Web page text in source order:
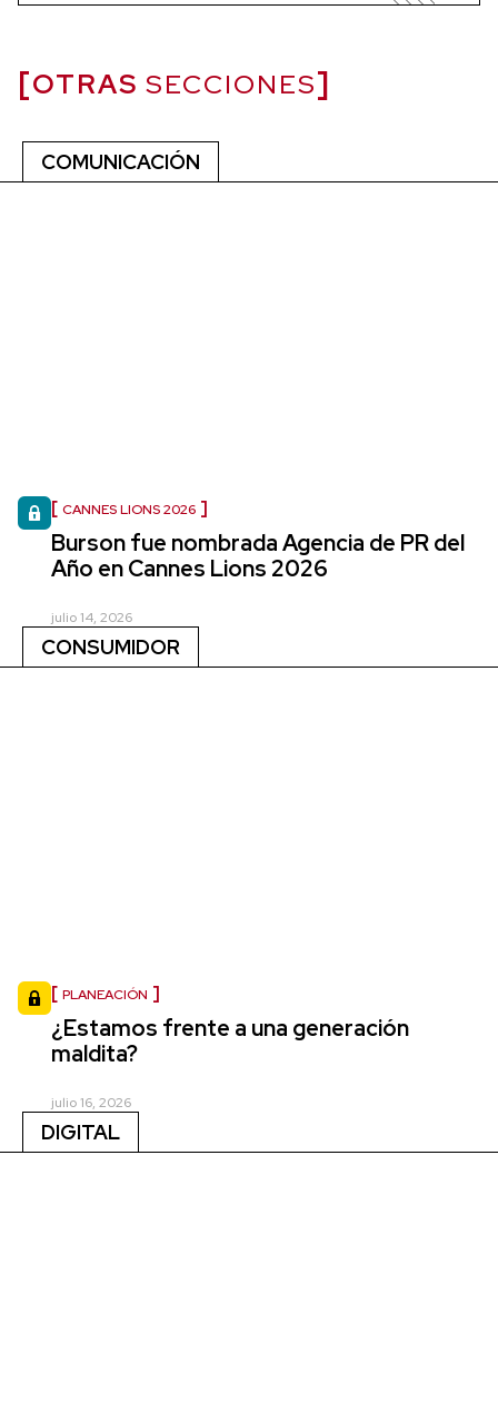
OTRAS SECCIONES
COMUNICACIÓN
CANNES LIONS 2026
Burson fue nombrada Agencia de PR del
Año en Cannes Lions 2026
julio 14, 2026
CONSUMIDOR
PLANEACIÓN
¿Estamos frente a una generación
maldita?
julio 16, 2026
DIGITAL